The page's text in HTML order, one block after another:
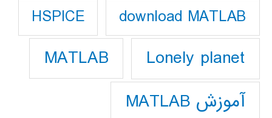
download MATLAB
HSPICE
Lonely planet
MATLAB
آموزش MATLAB